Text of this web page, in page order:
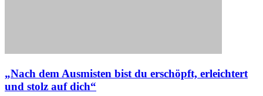
„Nach dem Ausmisten bist du erschöpft, erleichtert
und stolz auf dich“